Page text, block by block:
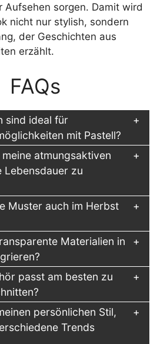
Aufsehen sorgen. Damit wird
nicht nur stylish, sondern
der Geschichten aus
erzählt.
FAQs
sind ideal für
mit Pastell?
atmungsaktiven
Lebensdauer zu
Muster auch im Herbst
Materialien in
passt am besten zu
persönlichen Stil,
Trends